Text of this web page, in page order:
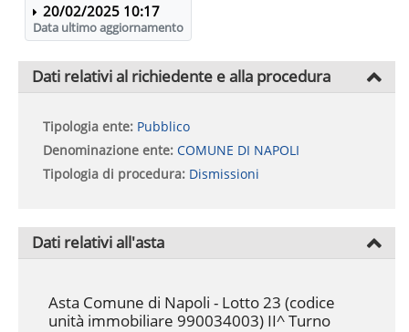
20/02/2025 10:17
Data ultimo aggiornamento
Dati relativi al richiedente e alla procedura
Tipologia ente: Pubblico
Denominazione ente:COMUNE DI NAPOLI
Tipologia di procedura: Dismissioni
Dati relativi all'asta
Asta Comune di Napoli - Lotto 23 (codice
unità immobiliare 990034003) II^ Turno